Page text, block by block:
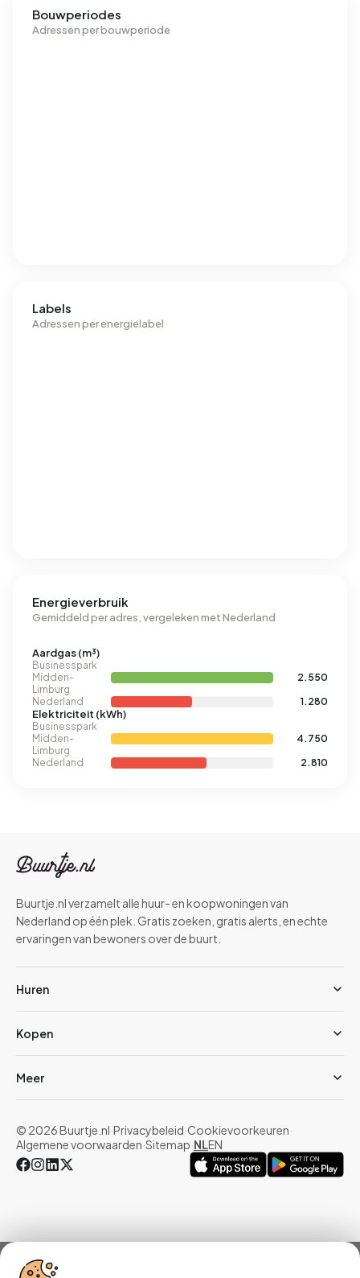
Bouwperiodes
Adressen per bouwperiode
Labels
Adressen per energielabel
Energieverbruik
Gemiddeld per adres, vergeleken met Nederland
Aardgas (m³)
Businesspark
Midden-
Limburg
2.550
Nederland
1.280
Elektriciteit (kWh)
Businesspark
Midden-
Limburg
4.750
Nederland
2.810
Buurtje.nl verzamelt alle huur- en koopwoningen van
Nederland op één plek. Gratis zoeken, gratis alerts, en echte
ervaringen van bewoners over de buurt.
Huren
Kopen
Meer
© 2026 Buurtje.nl·Privacybeleid·Cookievoorkeuren·
Algemene voorwaarden·Sitemap·NLEN